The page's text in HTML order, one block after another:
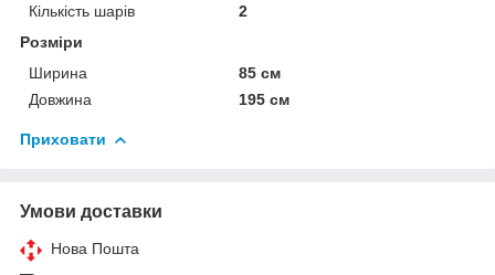
Кількість шарів
2
Розміри
Ширина
85 см
Довжина
195 см
Приховати
Умови доставки
Нова Пошта